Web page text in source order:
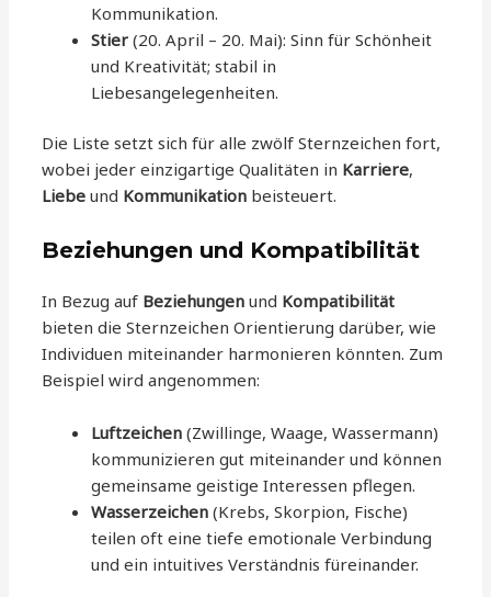
Kommunikation.
Stier (20. April – 20. Mai): Sinn für Schönheit
und Kreativität; stabil in
Liebesangelegenheiten.
Die Liste setzt sich für alle zwölf Sternzeichen fort,
wobei jeder einzigartige Qualitäten in Karriere,
Liebe und Kommunikation beisteuert.
Beziehungen und Kompatibilität
In Bezug auf Beziehungen und Kompatibilität
bieten die Sternzeichen Orientierung darüber, wie
Individuen miteinander harmonieren könnten. Zum
Beispiel wird angenommen:
Luftzeichen (Zwillinge, Waage, Wassermann)
kommunizieren gut miteinander und können
gemeinsame geistige Interessen pflegen.
Wasserzeichen (Krebs, Skorpion, Fische)
teilen oft eine tiefe emotionale Verbindung
und ein intuitives Verständnis füreinander.